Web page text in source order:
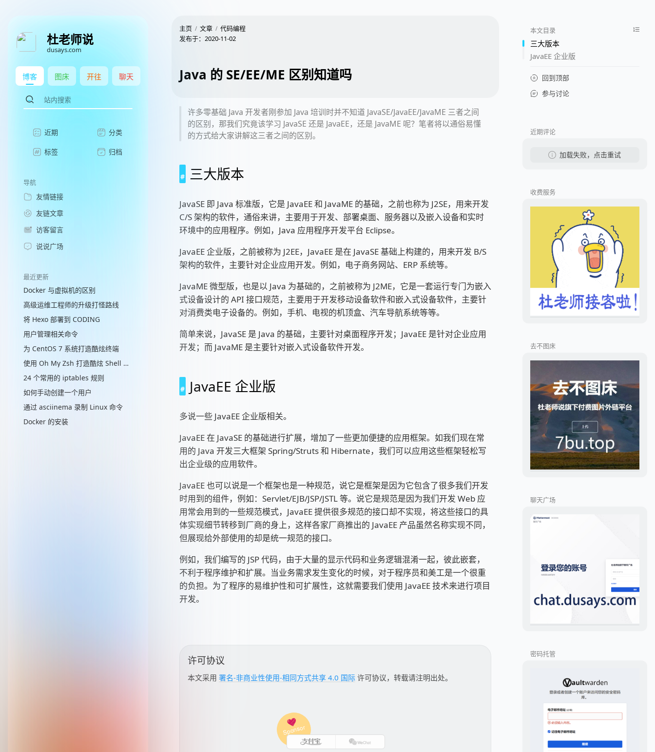
杜老师说
dusays.com
博客 图床 开往 聊天
近期 分类
标签 归档
导航
友情链接
友链文章
访客留言
说说广场
最近更新
Docker 与虚拟机的区别
高级运维工程师的升级打怪路线
将 Hexo 部署到 CODING
用户管理相关命令
为 CentOS 7 系统打造酷炫终端
使用 Oh My Zsh 打造酷炫 Shell 终端
24 个常用的 iptables 规则
如何手动创建一个用户
通过 asciinema 录制 Linux 命令
Docker 的安装
主页 文章
代码编程
发布于： 2020-11-02
Java 的 SE/EE/ME 区别知道吗
许多零基础 Java 开发者刚参加 Java 培训时并不知道 JavaSE/JavaEE/JavaME 三者之间
的区别，那我们究竟该学习 JavaSE 还是 JavaEE，还是 JavaME 呢？笔者将以通俗易懂
的方式给大家讲解这三者之间的区别。
三大版本
JavaSE 即 Java 标准版，它是 JavaEE 和 JavaME 的基础，之前也称为 J2SE，用来开发
C/S 架构的软件，通俗来讲，主要用于开发、部署桌面、服务器以及嵌入设备和实时
环境中的应用程序。例如，Java 应用程序开发平台 Eclipse。
JavaEE 企业版，之前被称为 J2EE，JavaEE 是在 JavaSE 基础上构建的，用来开发 B/S
架构的软件，主要针对企业应用开发。例如，电子商务网站、ERP 系统等。
JavaME 微型版，也是以 Java 为基础的，之前被称为 J2ME，它是一套运行专门为嵌入
式设备设计的 API 接口规范，主要用于开发移动设备软件和嵌入式设备软件，主要针
对消费类电子设备的。例如，手机、电视的机顶盒、汽车导航系统等等。
简单来说，JavaSE 是 Java 的基础，主要针对桌面程序开发；JavaEE 是针对企业应用
开发；而 JavaME 是主要针对嵌入式设备软件开发。
JavaEE 企业版
多说一些 JavaEE 企业版相关。
JavaEE 在 JavaSE 的基础进行扩展，增加了一些更加便捷的应用框架。如我们现在常
用的 Java 开发三大框架 Spring/Struts 和 Hibernate，我们可以应用这些框架轻松写
出企业级的应用软件。
JavaEE 也可以说是一个框架也是一种规范，说它是框架是因为它包含了很多我们开发
时用到的组件，例如：Servlet/EJB/JSP/JSTL 等。说它是规范是因为我们开发 Web 应
用常会用到的一些规范模式，JavaEE 提供很多规范的接口却不实现，将这些接口的具
体实现细节转移到厂商的身上，这样各家厂商推出的 JavaEE 产品虽然名称实现不同，
但展现给外部使用的却是统一规范的接口。
例如，我们编写的 JSP 代码，由于大量的显示代码和业务逻辑混淆一起，彼此嵌套，
不利于程序维护和扩展。当业务需求发生变化的时候，对于程序员和美工是一个很重
的负担。为了程序的易维护性和可扩展性，这就需要我们使用 JavaEE 技术来进行项目
开发。
许可协议
本文采用 署名-非商业性使用-相同方式共享 4.0 国际 许可协议，转载请注明出处。
本文目录
三大版本
JavaEE 企业版
回到顶部
参与讨论
近期评论
加载失败，点击重试
收费服务
去不图床
聊天广场
密码托管